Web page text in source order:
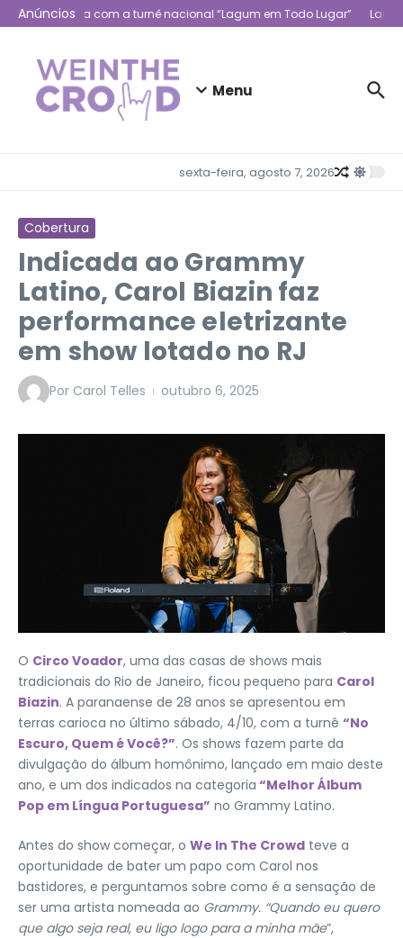
Ir para o conteúdo
Anúncios
trajetória com a turnê nacional “Lagum em Todo Lugar” Lauren
Menu
sexta-feira, agosto 7, 2026
Cobertura
Indicada ao Grammy
Latino, Carol Biazin faz
performance eletrizante
em show lotado no RJ
Por Carol Telles outubro 6, 2025
O Circo Voador, uma das casas de shows mais
tradicionais do Rio de Janeiro, ficou pequeno para Carol
Biazin. A paranaense de 28 anos se apresentou em
terras carioca no último sábado, 4/10, com a turnê “No
Escuro, Quem é Você?”. Os shows fazem parte da
divulgação do álbum homônimo, lançado em maio deste
ano, e um dos indicados na categoria “Melhor Álbum
Pop em Língua Portuguesa” no Grammy Latino.
Antes do show começar, o We In The Crowd teve a
oportunidade de bater um papo com Carol nos
bastidores, e perguntamos sobre como é a sensação de
ser uma artista nomeada ao Grammy. “Quando eu quero
que algo seja real, eu ligo logo para a minha mãe”,